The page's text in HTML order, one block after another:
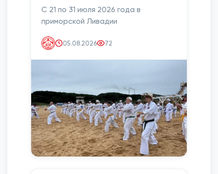
С 21 по 31 июля 2026 года в
приморской Ливадии
05.08.2026 72